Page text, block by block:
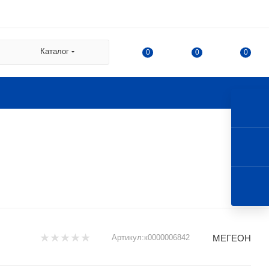
Каталог 0 0 0
Артикул:к0000006842 МЕГЕОН